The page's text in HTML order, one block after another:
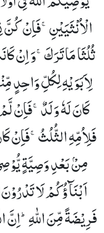
الْاُنْثَیَیْنِۚ-فَاِنْ
ثُلُثَا مَا تَرَكَۚ-وَ اِنْ
لِاَبَوَیْهِ لِكُلِّ وَاحِدٍ
كَانَ لَهٗ وَلَدٌۚ-فَاِنْ
فَلِاُمِّهِ الثُّلُثُۚ-فَاِنْ
مِنْۢ بَعْدِ وَصِیَّةٍ
اَبْنَآؤُكُمْ لَا
فَرِیْضَةً مِّنَ اللّٰهِؕ-اِنَّ